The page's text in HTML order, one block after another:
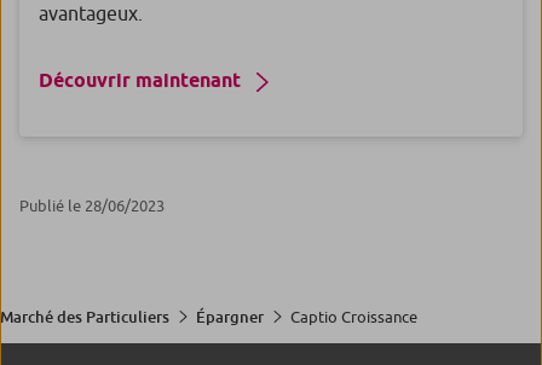
avantageux.
Découvrir maintenant
Publié le 28/06/2023
Marché des Particuliers Épargner Captio Croissance